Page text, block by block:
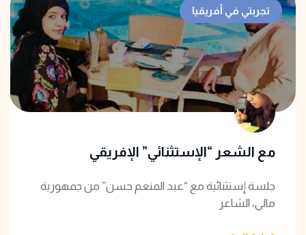
تجربتي في أفريقيا
مع الشعر “الإستثنائي” الإفريقي
جلسة إستثنائية مع “عبد المنعم حسن” من جمهورية
مالي، الشاعر